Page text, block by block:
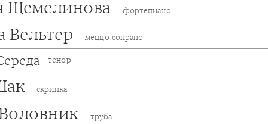
Щемелинова фортепиано
Вельтер меццо-сопрано
тенор
скрипка
труба